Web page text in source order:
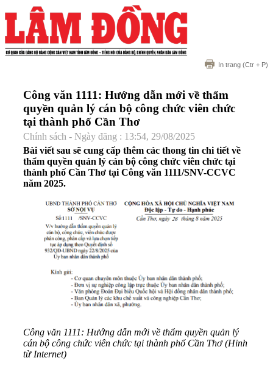
In trang (Ctr + P)
Công văn 1111: Hướng dẫn mới về thẩm
quyền quản lý cán bộ công chức viên chức
tại thành phố Cần Thơ
Chính sách - Ngày đăng : 13:54, 29/08/2025
Bài viết sau sẽ cung cấp thêm các thong tin chi tiết về
thẩm quyền quản lý cán bộ công chức viên chức tại
thành phố Cần Thơ tại Công văn 1111/SNV-CCVC
năm 2025.
Công văn 1111: Hướng dẫn mới về thẩm quyền quản lý
cán bộ công chức viên chức tại thành phố Cần Thơ (Hinh
từ Internet)